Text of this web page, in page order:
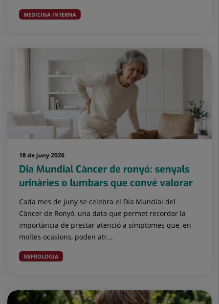
MEDICINA INTERNA
18 de juny 2026
Dia Mundial Càncer de ronyó: senyals
urinàries o lumbars que convé valorar
Cada mes de juny se celebra el Dia Mundial del
Càncer de Ronyó, una data que permet recordar la
importància de prestar atenció a símptomes que, en
moltes ocasions, poden atr...
NEFROLOGIA